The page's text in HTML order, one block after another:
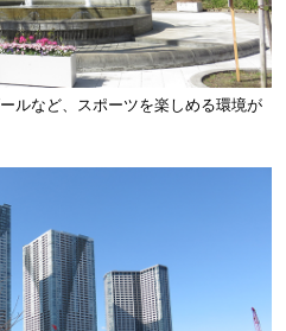
ルなど、スポーツを楽しめる環境が